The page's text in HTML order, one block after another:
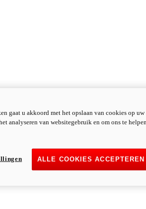
gaat u akkoord met het opslaan van cookies op uw
analyseren van websitegebruik en om ons te
ALLE COOKIES ACCEPTEREN